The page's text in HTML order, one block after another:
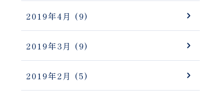
2019年4月 (9)
2019年3月 (9)
2019年2月 (5)